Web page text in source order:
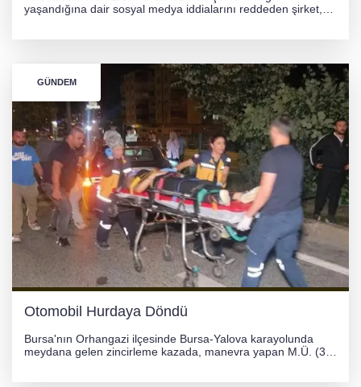
yaşandığına dair sosyal medya iddialarını reddeden şirket,
GÜNDEM
Otomobil Hurdaya Döndü
Bursa'nın Orhangazi ilçesinde Bursa-Yalova karayolunda
meydana gelen zincirleme kazada, manevra yapan M.Ü. (35)